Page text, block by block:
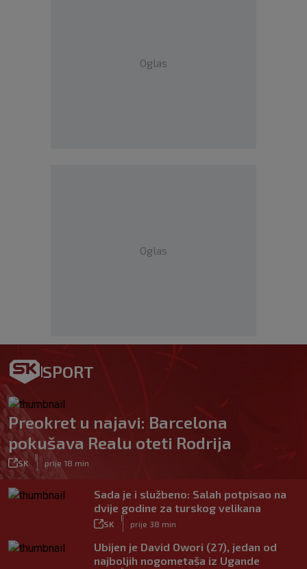
Oglas
Oglas
SPORT
Preokret u najavi: Barcelona
pokušava Realu oteti Rodrija
SK prije 18 min
Sada je i službeno: Salah potpisao na
dvije godine za turskog velikana
SK prije 38 min
Ubijen je David Owori (27), jedan od
najboljih nogometaša iz Ugande